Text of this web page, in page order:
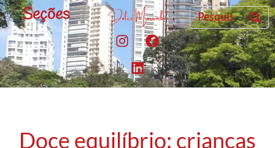
Seções
Doce equilíbrio: crianças